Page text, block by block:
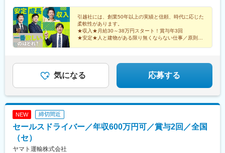
市）＜九州・広島地区＞・福岡県（福岡市、北九州市、太宰府
市、久留米市）・広島県（広島市）※受動喫煙防止対策あり
駅、都府楼南駅、御井駅、安東駅、霞ケ浦駅、上安駅
円）プラス賞与
引越社には、創業50年以上の実績と信頼、時代に応じた
柔軟性があります。
★収入★月給30～38万円スタート！賞与年3回
★安定★人と建物がある限り無くならない仕事／原則転
気になる 応募する
NEW 締切間近
セールスドライバー／年収600万円可／賞与2回／全国
（セ）
ヤマト運輸株式会社